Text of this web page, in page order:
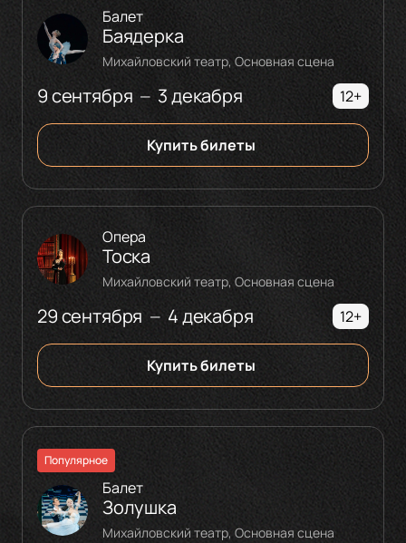
9 сентября — 3 декабря
Балет
Баядерка
Михайловский театр, Основная сцена
12+
Купить билеты
29 сентября — 4 декабря
Опера
Тоска
Михайловский театр, Основная сцена
12+
Купить билеты
Популярное
Балет
Золушка
Михайловский театр, Основная сцена